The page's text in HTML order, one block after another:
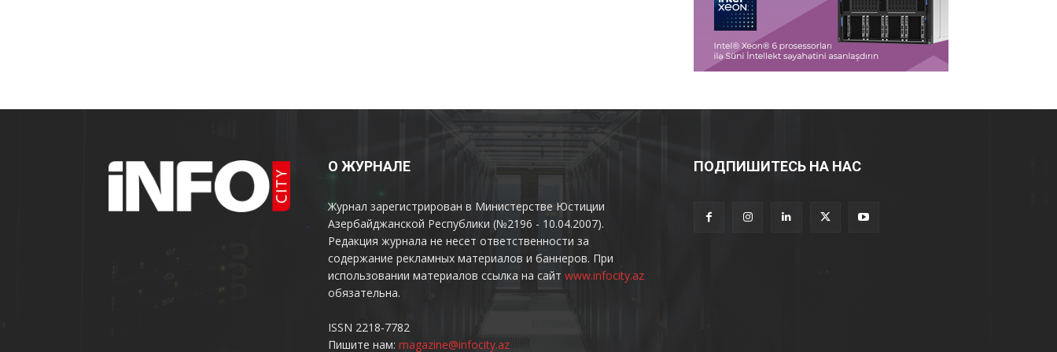
О ЖУРНАЛЕ
Журнал зарегистрирован в Министерстве Юстиции
Азербайджанской Республики (№2196 - 10.04.2007).
Редакция журнала не несет ответственности за
содержание рекламных материалов и баннеров. При
использовании материалов ссылка на сайт www.infocity.az
обязательна.
ISSN 2218-7782
Пишите нам: magazine@infocity.az
ПОДПИШИТЕСЬ НА НАС